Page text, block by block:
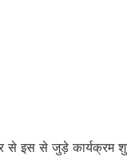
से इस से जुड़े कार्यक्रम